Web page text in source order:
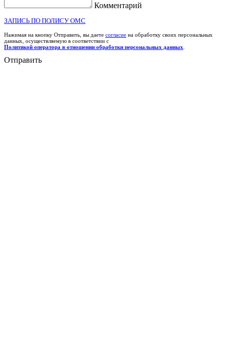
Комментарий
ЗАПИСЬ ПО ПОЛИСУ ОМС
Нажимая на кнопку Отправить, вы даете согласие на обработку своих персональных
данных, осуществляемую в соответствии с
Политикой оператора в отношении обработки персональных данных
Отправить